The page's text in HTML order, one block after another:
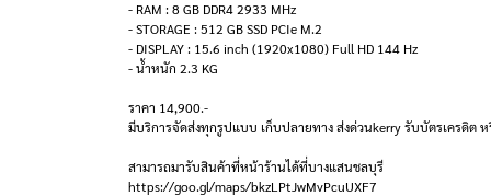
- RAM : 8 GB DDR4 2933 MHz
- STORAGE : 512 GB SSD PCIe M.2
- DISPLAY : 15.6 inch (1920x1080) Full HD 144 Hz
- น้ำหนัก 2.3 KG
ราคา 14,900.-
มีบริการจัดส่งทุกรูปแบบ เก็บปลายทาง ส่งด่วนkerry รับบัตรเครดิต
สามารถมารับสินค้าที่หน้าร้านได้ที่บางแสนชลบุรี
https://goo.gl/maps/bkzLPtJwMvPcuUXF7